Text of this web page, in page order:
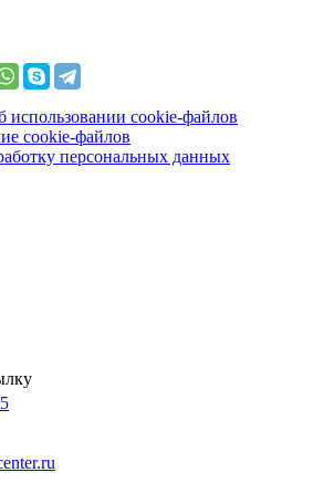
использовании cookie-файлов
cookie-файлов
персональных данных